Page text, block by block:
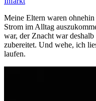
Meine Eltern waren
Strom im Alltag
war, der Znacht war
zubereitet. Und wehe, ich
laufen.